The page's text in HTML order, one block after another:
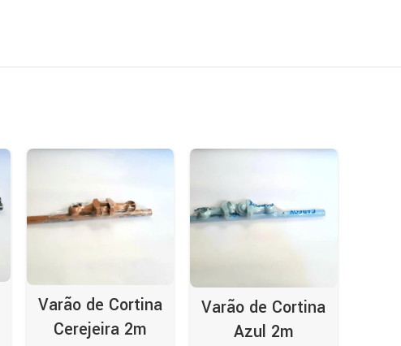
Varão de Cortina
Cerejeira 2m
Varão de Cortina
Azul 2m